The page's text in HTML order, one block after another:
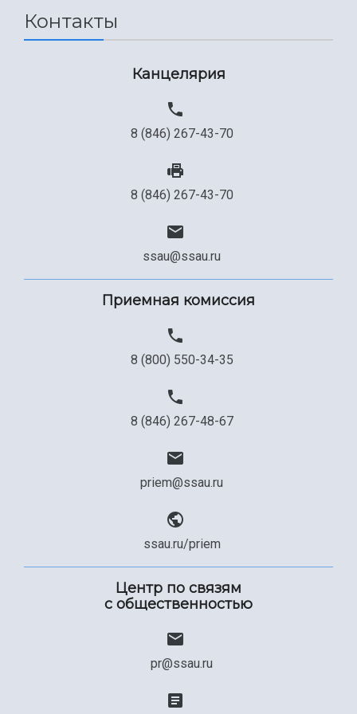
Сведения об образовательной организации
Официальные документы
Контакты
Канцелярия
8 (846) 267-43-70
8 (846) 267-43-70
ssau@ssau.ru
Приемная комиссия
8 (800) 550-34-35
8 (846) 267-48-67
priem@ssau.ru
ssau.ru/priem
Центр по связям
с общественностью
pr@ssau.ru